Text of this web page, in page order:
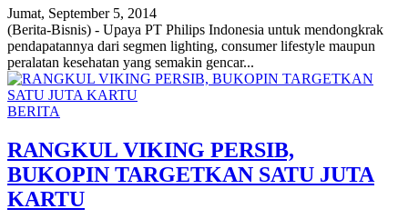
Jumat, September 5, 2014
(Berita-Bisnis) - Upaya PT Philips Indonesia untuk mendongkrak
pendapatannya dari segmen lighting, consumer lifestyle maupun
peralatan kesehatan yang semakin gencar...
BERITA
RANGKUL VIKING PERSIB,
BUKOPIN TARGETKAN SATU JUTA
KARTU